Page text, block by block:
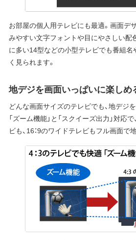
お部屋の個人用テレビにも最適。画面デ
みやすい文字フォントや目にやさしい配
に多い14型などの小型テレビでも番組
く見られます。
地デジを画面いっぱいに楽しめ
どんな画面サイズのテレビでも、地デジ
「ズーム機能」と「スクイーズ出力」対応
ビも、16：9のワイドテレビもフル画面で